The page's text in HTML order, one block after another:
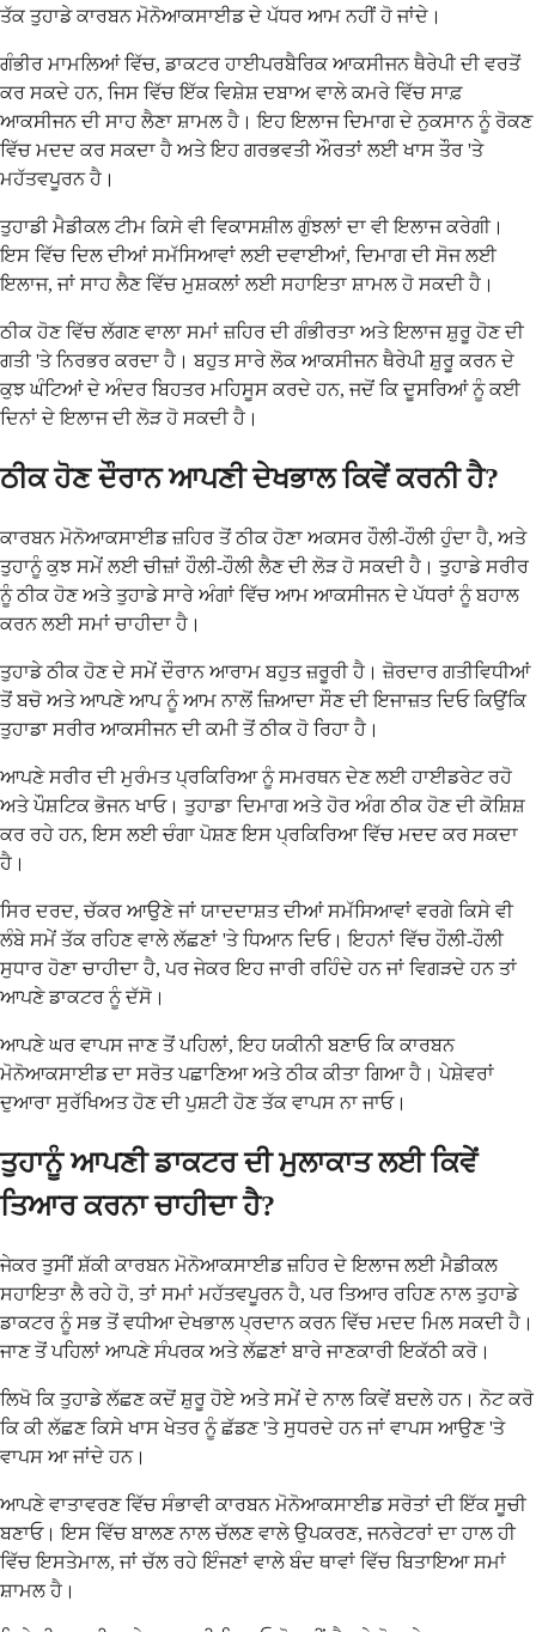
ਤੱਕ ਤੁਹਾਡੇ ਕਾਰਬਨ ਮੋਨੋਆਕਸਾਈਡ ਦੇ ਪੱਧਰ ਆਮ ਨਹੀਂ ਹੋ ਜਾਂਦੇ।
ਗੰਭੀਰ ਮਾਮਲਿਆਂ ਵਿੱਚ, ਡਾਕਟਰ ਹਾਈਪਰਬੈਰਿਕ ਆਕਸੀਜਨ ਥੈਰੇਪੀ ਦੀ ਵਰਤੋਂ
ਕਰ ਸਕਦੇ ਹਨ, ਜਿਸ ਵਿੱਚ ਇੱਕ ਵਿਸ਼ੇਸ਼ ਦਬਾਅ ਵਾਲੇ ਕਮਰੇ ਵਿੱਚ ਸਾਫ਼
ਆਕਸੀਜਨ ਦੀ ਸਾਹ ਲੈਣਾ ਸ਼ਾਮਲ ਹੈ। ਇਹ ਇਲਾਜ ਦਿਮਾਗ ਦੇ ਨੁਕਸਾਨ ਨੂੰ ਰੋਕਣ
ਵਿੱਚ ਮਦਦ ਕਰ ਸਕਦਾ ਹੈ ਅਤੇ ਇਹ ਗਰਭਵਤੀ ਔਰਤਾਂ ਲਈ ਖਾਸ ਤੌਰ 'ਤੇ
ਮਹੱਤਵਪੂਰਨ ਹੈ।
ਤੁਹਾਡੀ ਮੈਡੀਕਲ ਟੀਮ ਕਿਸੇ ਵੀ ਵਿਕਾਸਸ਼ੀਲ ਗੁੰਝਲਾਂ ਦਾ ਵੀ ਇਲਾਜ ਕਰੇਗੀ।
ਇਸ ਵਿੱਚ ਦਿਲ ਦੀਆਂ ਸਮੱਸਿਆਵਾਂ ਲਈ ਦਵਾਈਆਂ, ਦਿਮਾਗ ਦੀ ਸੋਜ ਲਈ
ਇਲਾਜ, ਜਾਂ ਸਾਹ ਲੈਣ ਵਿੱਚ ਮੁਸ਼ਕਲਾਂ ਲਈ ਸਹਾਇਤਾ ਸ਼ਾਮਲ ਹੋ ਸਕਦੀ ਹੈ।
ਠੀਕ ਹੋਣ ਵਿੱਚ ਲੱਗਣ ਵਾਲਾ ਸਮਾਂ ਜ਼ਹਿਰ ਦੀ ਗੰਭੀਰਤਾ ਅਤੇ ਇਲਾਜ ਸ਼ੁਰੂ ਹੋਣ ਦੀ
ਗਤੀ 'ਤੇ ਨਿਰਭਰ ਕਰਦਾ ਹੈ। ਬਹੁਤ ਸਾਰੇ ਲੋਕ ਆਕਸੀਜਨ ਥੈਰੇਪੀ ਸ਼ੁਰੂ ਕਰਨ ਦੇ
ਕੁਝ ਘੰਟਿਆਂ ਦੇ ਅੰਦਰ ਬਿਹਤਰ ਮਹਿਸੂਸ ਕਰਦੇ ਹਨ, ਜਦੋਂ ਕਿ ਦੂਸਰਿਆਂ ਨੂੰ ਕਈ
ਦਿਨਾਂ ਦੇ ਇਲਾਜ ਦੀ ਲੋੜ ਹੋ ਸਕਦੀ ਹੈ।
ਠੀਕ ਹੋਣ ਦੌਰਾਨ ਆਪਣੀ ਦੇਖਭਾਲ ਕਿਵੇਂ ਕਰਨੀ ਹੈ?
ਕਾਰਬਨ ਮੋਨੋਆਕਸਾਈਡ ਜ਼ਹਿਰ ਤੋਂ ਠੀਕ ਹੋਣਾ ਅਕਸਰ ਹੌਲੀ-ਹੌਲੀ ਹੁੰਦਾ ਹੈ, ਅਤੇ
ਤੁਹਾਨੂੰ ਕੁਝ ਸਮੇਂ ਲਈ ਚੀਜ਼ਾਂ ਹੌਲੀ-ਹੌਲੀ ਲੈਣ ਦੀ ਲੋੜ ਹੋ ਸਕਦੀ ਹੈ। ਤੁਹਾਡੇ ਸਰੀਰ
ਨੂੰ ਠੀਕ ਹੋਣ ਅਤੇ ਤੁਹਾਡੇ ਸਾਰੇ ਅੰਗਾਂ ਵਿੱਚ ਆਮ ਆਕਸੀਜਨ ਦੇ ਪੱਧਰਾਂ ਨੂੰ ਬਹਾਲ
ਕਰਨ ਲਈ ਸਮਾਂ ਚਾਹੀਦਾ ਹੈ।
ਤੁਹਾਡੇ ਠੀਕ ਹੋਣ ਦੇ ਸਮੇਂ ਦੌਰਾਨ ਆਰਾਮ ਬਹੁਤ ਜ਼ਰੂਰੀ ਹੈ। ਜ਼ੋਰਦਾਰ ਗਤੀਵਿਧੀਆਂ
ਤੋਂ ਬਚੋ ਅਤੇ ਆਪਣੇ ਆਪ ਨੂੰ ਆਮ ਨਾਲੋਂ ਜ਼ਿਆਦਾ ਸੌਣ ਦੀ ਇਜਾਜ਼ਤ ਦਿਓ ਕਿਉਂਕਿ
ਤੁਹਾਡਾ ਸਰੀਰ ਆਕਸੀਜਨ ਦੀ ਕਮੀ ਤੋਂ ਠੀਕ ਹੋ ਰਿਹਾ ਹੈ।
ਆਪਣੇ ਸਰੀਰ ਦੀ ਮੁਰੰਮਤ ਪ੍ਰਕਿਰਿਆ ਨੂੰ ਸਮਰਥਨ ਦੇਣ ਲਈ ਹਾਈਡਰੇਟ ਰਹੋ
ਅਤੇ ਪੌਸ਼ਟਿਕ ਭੋਜਨ ਖਾਓ। ਤੁਹਾਡਾ ਦਿਮਾਗ ਅਤੇ ਹੋਰ ਅੰਗ ਠੀਕ ਹੋਣ ਦੀ ਕੋਸ਼ਿਸ਼
ਕਰ ਰਹੇ ਹਨ, ਇਸ ਲਈ ਚੰਗਾ ਪੋਸ਼ਣ ਇਸ ਪ੍ਰਕਿਰਿਆ ਵਿੱਚ ਮਦਦ ਕਰ ਸਕਦਾ
ਹੈ।
ਸਿਰ ਦਰਦ, ਚੱਕਰ ਆਉਣੇ ਜਾਂ ਯਾਦਦਾਸ਼ਤ ਦੀਆਂ ਸਮੱਸਿਆਵਾਂ ਵਰਗੇ ਕਿਸੇ ਵੀ
ਲੰਬੇ ਸਮੇਂ ਤੱਕ ਰਹਿਣ ਵਾਲੇ ਲੱਛਣਾਂ 'ਤੇ ਧਿਆਨ ਦਿਓ। ਇਹਨਾਂ ਵਿੱਚ ਹੌਲੀ-ਹੌਲੀ
ਸੁਧਾਰ ਹੋਣਾ ਚਾਹੀਦਾ ਹੈ, ਪਰ ਜੇਕਰ ਇਹ ਜਾਰੀ ਰਹਿੰਦੇ ਹਨ ਜਾਂ ਵਿਗੜਦੇ ਹਨ ਤਾਂ
ਆਪਣੇ ਡਾਕਟਰ ਨੂੰ ਦੱਸੋ।
ਆਪਣੇ ਘਰ ਵਾਪਸ ਜਾਣ ਤੋਂ ਪਹਿਲਾਂ, ਇਹ ਯਕੀਨੀ ਬਣਾਓ ਕਿ ਕਾਰਬਨ
ਮੋਨੋਆਕਸਾਈਡ ਦਾ ਸਰੋਤ ਪਛਾਣਿਆ ਅਤੇ ਠੀਕ ਕੀਤਾ ਗਿਆ ਹੈ। ਪੇਸ਼ੇਵਰਾਂ
ਦੁਆਰਾ ਸੁਰੱਖਿਅਤ ਹੋਣ ਦੀ ਪੁਸ਼ਟੀ ਹੋਣ ਤੱਕ ਵਾਪਸ ਨਾ ਜਾਓ।
ਤੁਹਾਨੂੰ ਆਪਣੀ ਡਾਕਟਰ ਦੀ ਮੁਲਾਕਾਤ ਲਈ ਕਿਵੇਂ
ਤਿਆਰ ਕਰਨਾ ਚਾਹੀਦਾ ਹੈ?
ਜੇਕਰ ਤੁਸੀਂ ਸ਼ੱਕੀ ਕਾਰਬਨ ਮੋਨੋਆਕਸਾਈਡ ਜ਼ਹਿਰ ਦੇ ਇਲਾਜ ਲਈ ਮੈਡੀਕਲ
ਸਹਾਇਤਾ ਲੈ ਰਹੇ ਹੋ, ਤਾਂ ਸਮਾਂ ਮਹੱਤਵਪੂਰਨ ਹੈ, ਪਰ ਤਿਆਰ ਰਹਿਣ ਨਾਲ ਤੁਹਾਡੇ
ਡਾਕਟਰ ਨੂੰ ਸਭ ਤੋਂ ਵਧੀਆ ਦੇਖਭਾਲ ਪ੍ਰਦਾਨ ਕਰਨ ਵਿੱਚ ਮਦਦ ਮਿਲ ਸਕਦੀ ਹੈ।
ਜਾਣ ਤੋਂ ਪਹਿਲਾਂ ਆਪਣੇ ਸੰਪਰਕ ਅਤੇ ਲੱਛਣਾਂ ਬਾਰੇ ਜਾਣਕਾਰੀ ਇਕੱਠੀ ਕਰੋ।
ਲਿਖੋ ਕਿ ਤੁਹਾਡੇ ਲੱਛਣ ਕਦੋਂ ਸ਼ੁਰੂ ਹੋਏ ਅਤੇ ਸਮੇਂ ਦੇ ਨਾਲ ਕਿਵੇਂ ਬਦਲੇ ਹਨ। ਨੋਟ ਕਰੋ
ਕਿ ਕੀ ਲੱਛਣ ਕਿਸੇ ਖਾਸ ਖੇਤਰ ਨੂੰ ਛੱਡਣ 'ਤੇ ਸੁਧਰਦੇ ਹਨ ਜਾਂ ਵਾਪਸ ਆਉਣ 'ਤੇ
ਵਾਪਸ ਆ ਜਾਂਦੇ ਹਨ।
ਆਪਣੇ ਵਾਤਾਵਰਣ ਵਿੱਚ ਸੰਭਾਵੀ ਕਾਰਬਨ ਮੋਨੋਆਕਸਾਈਡ ਸਰੋਤਾਂ ਦੀ ਇੱਕ ਸੂਚੀ
ਬਣਾਓ। ਇਸ ਵਿੱਚ ਬਾਲਣ ਨਾਲ ਚੱਲਣ ਵਾਲੇ ਉਪਕਰਣ, ਜਨਰੇਟਰਾਂ ਦਾ ਹਾਲ ਹੀ
ਵਿੱਚ ਇਸਤੇਮਾਲ, ਜਾਂ ਚੱਲ ਰਹੇ ਇੰਜਣਾਂ ਵਾਲੇ ਬੰਦ ਥਾਵਾਂ ਵਿੱਚ ਬਿਤਾਇਆ ਸਮਾਂ
ਸ਼ਾਮਲ ਹੈ।